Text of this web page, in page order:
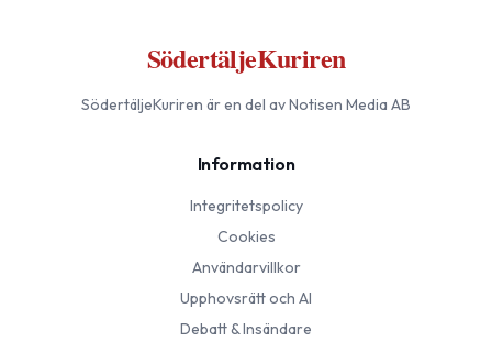
SödertäljeKuriren
SödertäljeKuriren är en del av Notisen Media AB
Information
Integritetspolicy
Cookies
Användarvillkor
Upphovsrätt och AI
Debatt & Insändare